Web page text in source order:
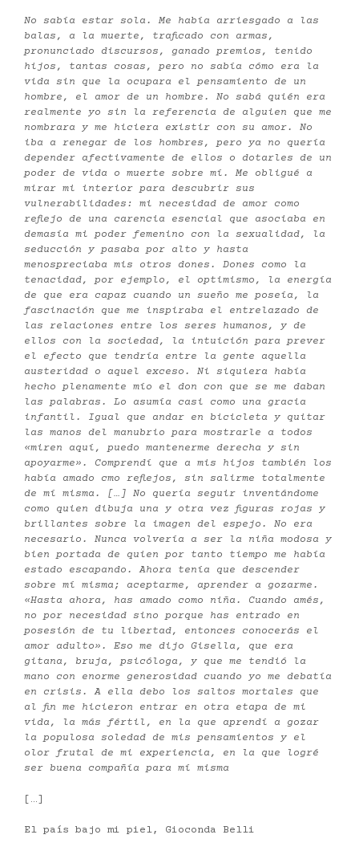
No sabía estar sola. Me había arriesgado a las
balas, a la muerte, traficado con armas,
pronunciado discursos, ganado premios, tenido
hijos, tantas cosas, pero no sabía cómo era la
vida sin que la ocupara el pensamiento de un
hombre, el amor de un hombre. No sabá quién era
realmente yo sin la referencia de alguien que me
nombrara y me hiciera existir con su amor. No
iba a renegar de los hombres, pero ya no quería
depender afectivamente de ellos o dotarles de un
poder de vida o muerte sobre mí. Me obligué a
mirar mi interior para descubrir sus
vulnerabilidades: mi necesidad de amor como
reflejo de una carencia esencial que asociaba en
demasía mi poder femenino con la sexualidad, la
seducción y pasaba por alto y hasta
menospreciaba mis otros dones. Dones como la
tenacidad, por ejemplo, el optimismo, la energía
de que era capaz cuando un sueño me poseía, la
fascinación que me inspiraba el entrelazado de
las relaciones entre los seres humanos, y de
ellos con la sociedad, la intuición para prever
el efecto que tendría entre la gente aquella
austeridad o aquel exceso. Ni siquiera había
hecho plenamente mío el don con que se me daban
las palabras. Lo asumía casi como una gracia
infantil. Igual que andar en bicicleta y quitar
las manos del manubrio para mostrarle a todos
«miren aquí, puedo mantenerme derecha y sin
apoyarme». Comprendí que a mis hijos también los
había amado cmo reflejos, sin salirme totalmente
de mí misma. […] No quería seguir inventándome
como quien dibuja una y otra vez figuras rojas y
brillantes sobre la imagen del espejo. No era
necesario. Nunca volvería a ser la niña modosa y
bien portada de quien por tanto tiempo me había
estado escapando. Ahora tenía que descender
sobre mí misma; aceptarme, aprender a gozarme.
«Hasta ahora, has amado como niña. Cuando amés,
no por necesidad sino porque has entrado en
posesión de tu libertad, entonces conocerás el
amor adulto». Eso me dijo Gisella, que era
gitana, bruja, psicóloga, y que me tendió la
mano con enorme generosidad cuando yo me debatía
en crisis. A ella debo los saltos mortales que
al fin me hicieron entrar en otra etapa de mi
vida, la más fértil, en la que aprendí a gozar
la populosa soledad de mis pensamientos y el
olor frutal de mi experiencia, en la que logré
ser buena compañía para mí misma
[…]
El país bajo mi piel, Gioconda Belli